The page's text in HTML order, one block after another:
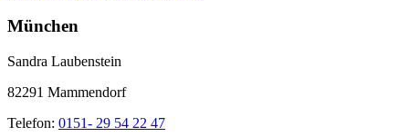
München
Sandra Laubenstein
82291 Mammendorf
Telefon: 0151- 29 54 22 47